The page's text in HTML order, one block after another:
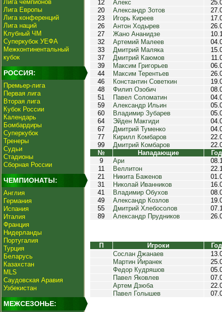
Лига чемпионов
Лига Европы
Лига конференций
Лига наций
Клубный ЧМ
Суперкубок УЕФА
Межконтинентальный
кубок
РОССИЯ:
Премьер-лига
Первая лига
Вторая лига
Кубок России
Календарь
Бомбардиры
Суперкубок
Тренеры
Судьи
Стадионы
Сборная России
ЧЕМПИОНАТЫ:
Англия
Германия
Испания
Италия
Франция
Нидерланды
Португалия
Турция
Беларусь
Казахстан
MLS
Саудовская Аравия
Узбекистан
МЕЖСЕЗОНЬЕ:
12
Алекс
20
Александр Зотов
23
Игорь Киреев
26
Антон Ходырев
27
Жано Ананидзе
32
Артемий Малеев
33
Дмитрий Маляка
37
Дмитрий Каюмов
39
Максим Григорьев
44
Максим Терентьев
46
Константин Советкин
48
Филип Озобич
51
Павел Соломатин
59
Александр Ильин
60
Владимир Зубарев
64
Эйден Макгиди
67
Дмитрий Туменко
77
Кирилл Комбаров
99
Дмитрий Комбаров
№
Нападающие
9
Ари
11
Веллитон
21
Никита Баженов
31
Николай Иванников
41
Владимир Обухов
49
Александр Козлов
55
Дмитрий Хлебосолов
89
Александр Прудников
П Игроки
Сослан Джанаев
Мартин Йиранек
Федор Кудряшов
Павел Яковлев
Артем Дзюба
Павел Голышев